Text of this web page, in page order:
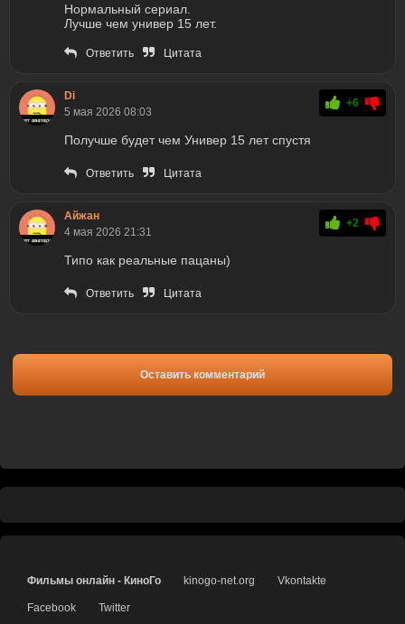
Нормальный сериал.
Лучше чем универ 15 лет.
Ответить Цитата
Di
5 мая 2026 08:03
+6
Получше будет чем Универ 15 лет спустя
Ответить Цитата
Айжан
4 мая 2026 21:31
+2
Типо как реальные пацаны)
Ответить Цитата
Оставить комментарий
Фильмы онлайн - КиноГо kinogo-net.org Vkontakte
Facebook Twitter